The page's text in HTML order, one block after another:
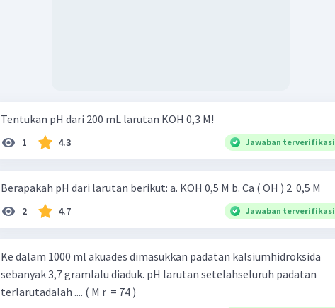
Tentukan pH dari 200 mL larutan KOH 0,3 M!
1 4.3 Jawaban terverifikasi
Berapakah pH dari larutan berikut: a. KOH 0,5 M b. Ca ( OH ) 2 ​ 0,5 M
2 4.7 Jawaban terverifikasi
Ke dalam 1000 ml akuades dimasukkan padatan kalsiumhidroksida
sebanyak 3,7 gramlalu diaduk. pH larutan setelahseluruh padatan
terlarutadalah .... ( M r ​ = 74 )